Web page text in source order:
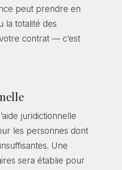
peut prendre en
la totalité des
contrat — c’est
juridictionnelle
les personnes dont
Une
sera établie pour